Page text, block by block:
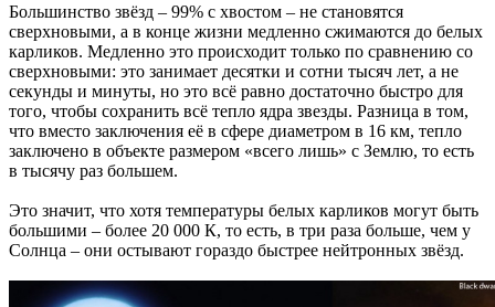
Большинство звёзд – 99% с хвостом – не становятся
сверхновыми, а в конце жизни медленно сжимаются до белых
карликов. Медленно это происходит только по сравнению со
сверхновыми: это занимает десятки и сотни тысяч лет, а не
секунды и минуты, но это всё равно достаточно быстро для
того, чтобы сохранить всё тепло ядра звезды. Разница в том,
что вместо заключения её в сфере диаметром в 16 км, тепло
заключено в объекте размером «всего лишь» с Землю, то есть
в тысячу раз большем.
Это значит, что хотя температуры белых карликов могут быть
большими – более 20 000 К, то есть, в три раза больше, чем у
Солнца – они остывают гораздо быстрее нейтронных звёзд.